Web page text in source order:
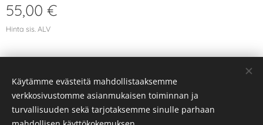
55,00 €
Hinta sis. ALV
© 2026 Kaikki oikeudet pidätetään
Evästeet
Käytämme evästeitä mahdollistaaksemme
verkkosivustomme asianmukaisen toiminnan ja
turvallisuuden sekä tarjotaksemme sinulle parhaan